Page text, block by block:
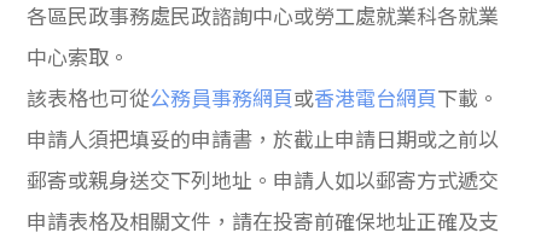
各區民政事務處民政諮詢中心或勞工處就業科各就業
中心索取。
該表格也可從公務員事務網頁或香港電台網頁下載。
申請人須把填妥的申請書，於截止申請日期或之前以
郵寄或親身送交下列地址。申請人如以郵寄方式遞交
申請表格及相關文件，請在投寄前確保地址正確及支